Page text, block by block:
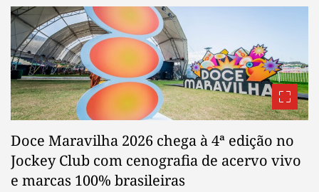
Doce Maravilha 2026 chega à 4ª edição no
Jockey Club com cenografia de acervo vivo
e marcas 100% brasileiras